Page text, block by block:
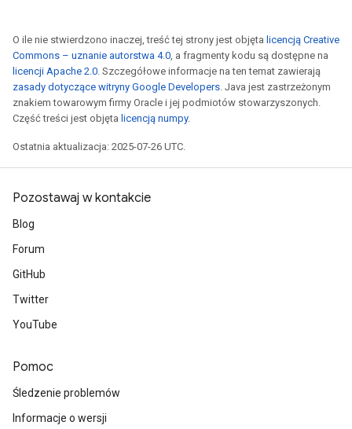
O ile nie stwierdzono inaczej, treść tej strony jest objęta licencją Creative
Commons – uznanie autorstwa 4.0, a fragmenty kodu są dostępne na
licencji Apache 2.0. Szczegółowe informacje na ten temat zawierają
zasady dotyczące witryny Google Developers. Java jest zastrzeżonym
znakiem towarowym firmy Oracle i jej podmiotów stowarzyszonych.
Część treści jest objęta licencją numpy.
Ostatnia aktualizacja: 2025-07-26 UTC.
Pozostawaj w kontakcie
Blog
Forum
GitHub
Twitter
YouTube
Pomoc
Śledzenie problemów
Informacje o wersji